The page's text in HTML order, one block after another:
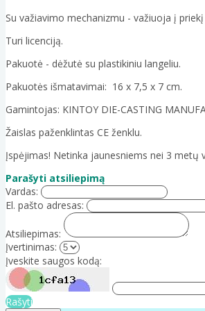
Su važiavimo mechanizmu - važiuoja į
Turi licenciją.
Pakuotė - dėžutė su plastikiniu langeliu.
Pakuotės išmatavimai: 16 x 7,5 x 7 cm.
Gamintojas: KINTOY DIE-CASTING
Žaislas paženklintas CE ženklu.
Įspėjimas! Netinka jaunesniems nei 3 metų
Parašyti atsiliepimą
Vardas:
El. pašto adresas:
Atsiliepimas:
Įvertinimas:
Įveskite saugos kodą:
Rašyti